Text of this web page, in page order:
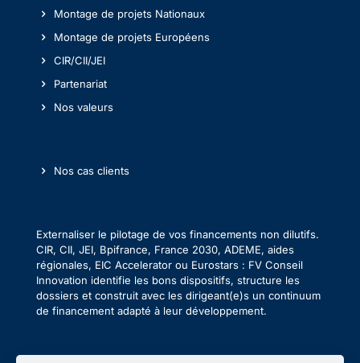
Montage de projets Nationaux
Montage de projets Européens
CIR/CII/JEI
Partenariat
Nos valeurs
Nos cas clients
Externaliser le pilotage de vos financements non dilutifs.
CIR, CII, JEI, Bpifrance, France 2030, ADEME, aides
régionales, EIC Accelerator ou Eurostars : FV Conseil
Innovation identifie les bons dispositifs, structure les
dossiers et construit avec les dirigeant(e)s un continuum
de financement adapté à leur développement.